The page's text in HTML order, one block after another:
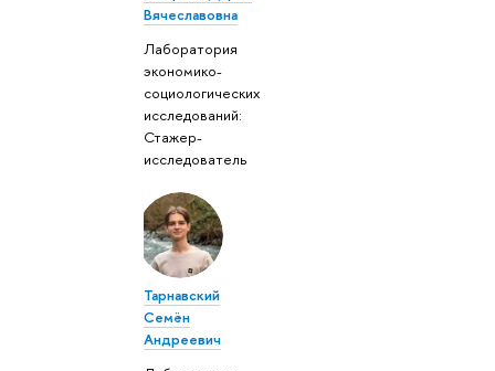
Вячеславовна
Лаборатория
экономико-
социологических
исследований:
Стажер-
исследователь
Тарнавский
Семён
Андреевич